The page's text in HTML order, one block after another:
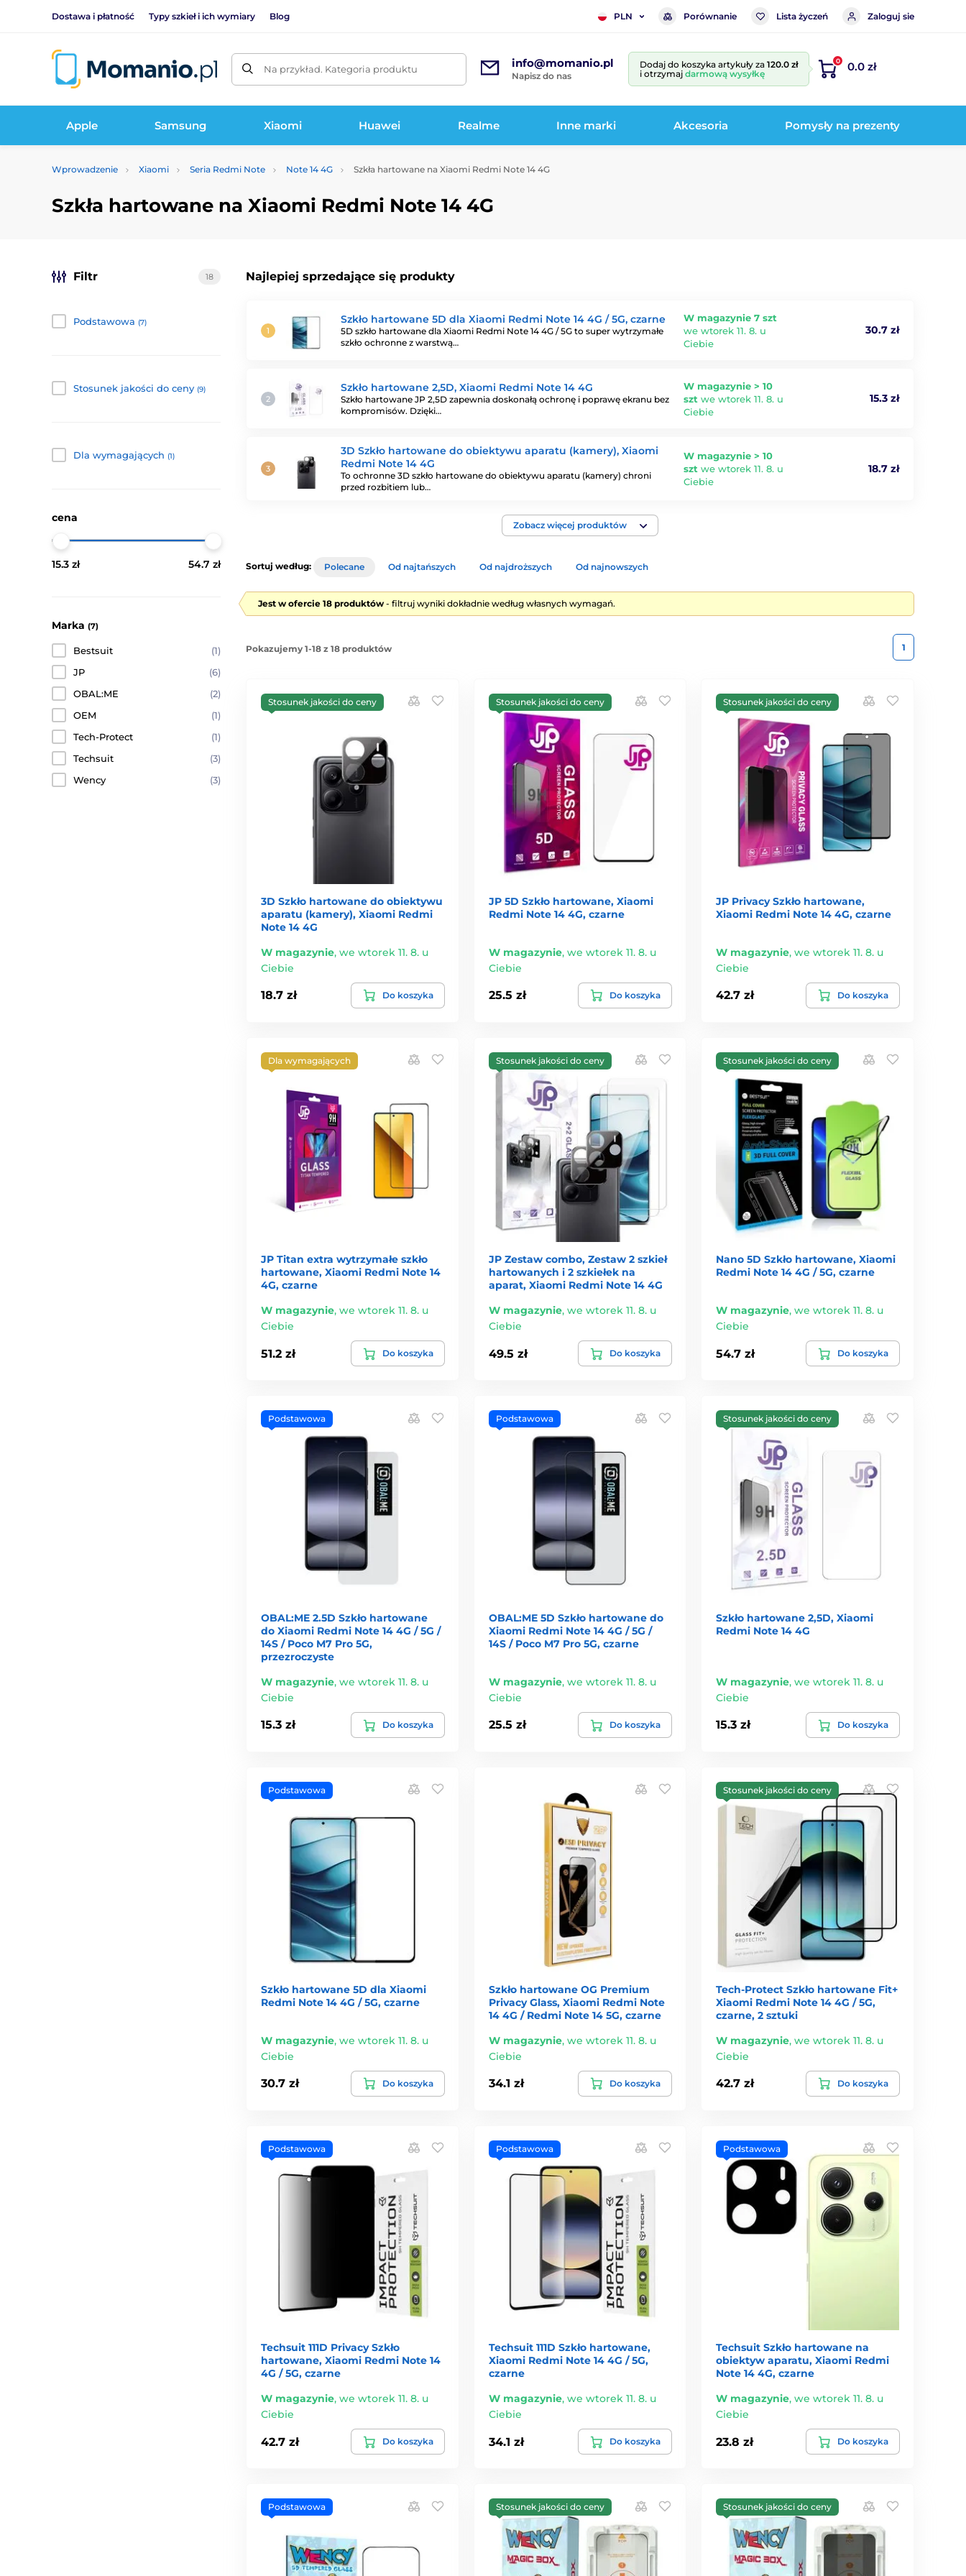
Dostawa i płatność Typy szkieł i ich wymiary Blog PLN Porównanie Lista życzeń Zaloguj sie
Na przykład. Kategoria produktu info@momanio.pl
Napisz do nas
Dodaj do koszyka artykuły za 120.0 zł
i otrzymaj darmową wysyłkę
0 0.0 zł
Apple Samsung Xiaomi Huawei Realme Inne marki Akcesoria Pomysły na prezenty
Wprowadzenie Xiaomi Seria Redmi Note Note 14 4G Szkła hartowane na Xiaomi Redmi Note 14 4G
Szkła hartowane na Xiaomi Redmi Note 14 4G
Najlepiej sprzedające się produkty
Szkło hartowane 5D dla Xiaomi Redmi Note 14 4G / 5G, czarne
5D szkło hartowane dla Xiaomi Redmi Note 14 4G / 5G to super wytrzymałe
szkło ochronne z warstwą…
W magazynie 7 szt
we wtorek 11. 8. u
Ciebie
30.7 zł
Szkło hartowane 2,5D, Xiaomi Redmi Note 14 4G
Szkło hartowane JP 2,5D zapewnia doskonałą ochronę i poprawę ekranu bez
kompromisów. Dzięki…
W magazynie > 10
szt we wtorek 11. 8. u
Ciebie
15.3 zł
3D Szkło hartowane do obiektywu aparatu (kamery), Xiaomi
Redmi Note 14 4G
To ochronne 3D szkło hartowane do obiektywu aparatu (kamery) chroni
przed rozbitiem lub…
W magazynie > 10
szt we wtorek 11. 8. u
Ciebie
18.7 zł
Zobacz więcej produktów
Filtr 18
Podstawowa (7)
Stosunek jakości do ceny (9)
Dla wymagających (1)
cena
15.3 zł 54.7 zł
Marka (7)
Bestsuit
(1)
JP
(6)
OBAL:ME
(2)
OEM
(1)
Tech-Protect
(1)
Techsuit
(3)
Wency
(3)
Sortuj według: Polecane Od najtańszych Od najdroższych Od najnowszych
Jest w ofercie 18 produktów - filtruj wyniki dokładnie według własnych wymagań.
Pokazujemy 1-18 z 18 produktów 1
Stosunek jakości do ceny
3D Szkło hartowane do obiektywu
aparatu (kamery), Xiaomi Redmi
Note 14 4G
W magazynie, we wtorek 11. 8. u
Ciebie
18.7 zł Do koszyka
Stosunek jakości do ceny
JP 5D Szkło hartowane, Xiaomi
Redmi Note 14 4G, czarne
W magazynie, we wtorek 11. 8. u
Ciebie
25.5 zł Do koszyka
Stosunek jakości do ceny
JP Privacy Szkło hartowane,
Xiaomi Redmi Note 14 4G, czarne
W magazynie,we wtorek 11. 8. u
Ciebie
42.7 zł Do koszyka
Dla wymagających
JP Titan extra wytrzymałe szkło
hartowane, Xiaomi Redmi Note 14
4G, czarne
W magazynie, we wtorek 11. 8. u
Ciebie
51.2 zł Do koszyka
Stosunek jakości do ceny
JP Zestaw combo, Zestaw 2 szkieł
hartowanych i 2 szkiełek na
aparat, Xiaomi Redmi Note 14 4G
W magazynie, we wtorek 11. 8. u
Ciebie
49.5 zł Do koszyka
Stosunek jakości do ceny
Nano 5D Szkło hartowane, Xiaomi
Redmi Note 14 4G / 5G, czarne
W magazynie,we wtorek 11. 8. u
Ciebie
54.7 zł Do koszyka
Podstawowa
OBAL:ME 2.5D Szkło hartowane
do Xiaomi Redmi Note 14 4G / 5G /
14S / Poco M7 Pro 5G,
przezroczyste
W magazynie, we wtorek 11. 8. u
Ciebie
15.3 zł Do koszyka
Podstawowa
OBAL:ME 5D Szkło hartowane do
Xiaomi Redmi Note 14 4G / 5G /
14S / Poco M7 Pro 5G, czarne
W magazynie, we wtorek 11. 8. u
Ciebie
25.5 zł Do koszyka
Stosunek jakości do ceny
Szkło hartowane 2,5D, Xiaomi
Redmi Note 14 4G
W magazynie,we wtorek 11. 8. u
Ciebie
15.3 zł Do koszyka
Podstawowa
Szkło hartowane 5D dla Xiaomi
Redmi Note 14 4G / 5G, czarne
W magazynie, we wtorek 11. 8. u
Ciebie
30.7 zł Do koszyka
Szkło hartowane OG Premium
Privacy Glass, Xiaomi Redmi Note
14 4G / Redmi Note 14 5G, czarne
W magazynie, we wtorek 11. 8. u
Ciebie
34.1 zł Do koszyka
Stosunek jakości do ceny
Tech-Protect Szkło hartowane Fit+
Xiaomi Redmi Note 14 4G / 5G,
czarne, 2 sztuki
W magazynie,we wtorek 11. 8. u
Ciebie
42.7 zł Do koszyka
Podstawowa
Techsuit 111D Privacy Szkło
hartowane, Xiaomi Redmi Note 14
4G / 5G, czarne
W magazynie, we wtorek 11. 8. u
Ciebie
42.7 zł Do koszyka
Podstawowa
Techsuit 111D Szkło hartowane,
Xiaomi Redmi Note 14 4G / 5G,
czarne
W magazynie, we wtorek 11. 8. u
Ciebie
34.1 zł Do koszyka
Podstawowa
Techsuit Szkło hartowane na
obiektyw aparatu, Xiaomi Redmi
Note 14 4G, czarne
W magazynie,we wtorek 11. 8. u
Ciebie
23.8 zł Do koszyka
Podstawowa Stosunek jakości do ceny Stosunek jakości do ceny